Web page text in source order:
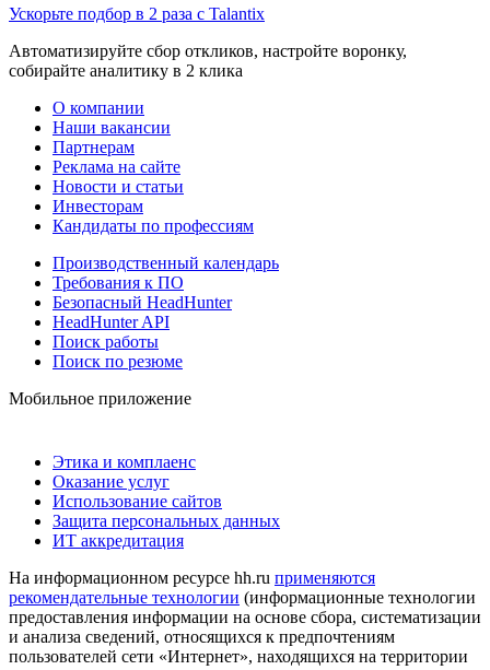
Ускорьте подбор в 2 раза с Talantix
Автоматизируйте сбор откликов, настройте воронку,
собирайте аналитику в 2 клика
О компании
Наши вакансии
Партнерам
Реклама на сайте
Новости и статьи
Инвесторам
Кандидаты по профессиям
Производственный календарь
Требования к ПО
Безопасный HeadHunter
HeadHunter API
Поиск работы
Поиск по резюме
Мобильное приложение
Этика и комплаенс
Оказание услуг
Использование сайтов
Защита персональных данных
ИТ аккредитация
На информационном ресурсе hh.ru применяются
рекомендательные технологии (информационные технологии
предоставления информации на основе сбора, систематизации
и анализа сведений, относящихся к предпочтениям
пользователей сети «Интернет», находящихся на территории